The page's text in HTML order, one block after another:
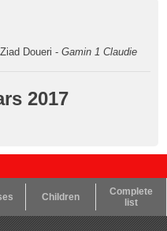
Doueri - Gamin 1 Claudie
2017
Children
Complete
list